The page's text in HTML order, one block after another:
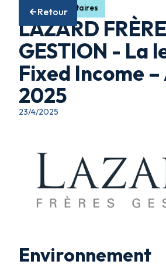
Retour
Fonds obligataires
LAZARD
GESTION - La
Fixed Income
2025
23/4/2025